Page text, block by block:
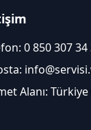
0 850 307 34
Alanı: